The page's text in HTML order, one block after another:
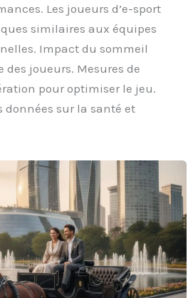
Les joueurs d’e-sport
similaires aux équipes
Impact du sommeil
des joueurs. Mesures de
pour optimiser le jeu.
données sur la santé et